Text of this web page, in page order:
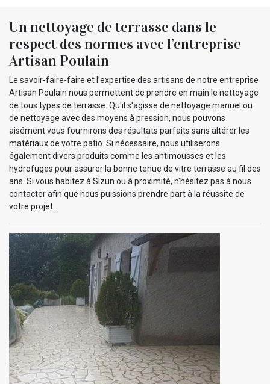
Un nettoyage de terrasse dans le
respect des normes avec l’entreprise
Artisan Poulain
Le savoir-faire-faire et l’expertise des artisans de notre entreprise
Artisan Poulain nous permettent de prendre en main le nettoyage
de tous types de terrasse. Qu'il s'agisse de nettoyage manuel ou
de nettoyage avec des moyens à pression, nous pouvons
aisément vous fournirons des résultats parfaits sans altérer les
matériaux de votre patio. Si nécessaire, nous utiliserons
également divers produits comme les antimousses et les
hydrofuges pour assurer la bonne tenue de vitre terrasse au fil des
ans. Si vous habitez à Sizun ou à proximité, n'hésitez pas à nous
contacter afin que nous puissions prendre part à la réussite de
votre projet.